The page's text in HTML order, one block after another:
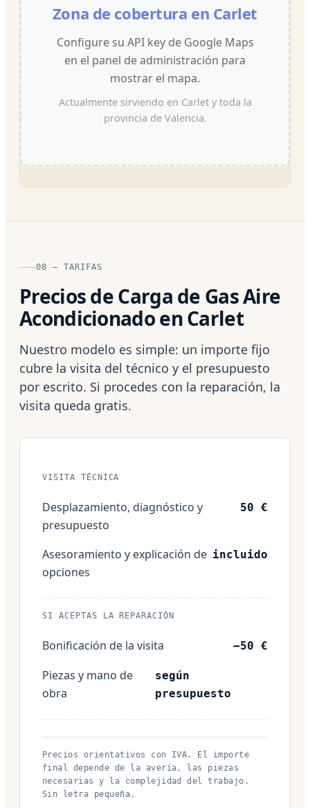
Zona de cobertura en Carlet
Configure su API key de Google Maps
en el panel de administración para
mostrar el mapa.
Actualmente sirviendo en Carlet y toda la
provincia de Valencia.
08 — TARIFAS
Precios de Carga de Gas Aire
Acondicionado en Carlet
Nuestro modelo es simple: un importe fijo
cubre la visita del técnico y el presupuesto
por escrito. Si procedes con la reparación, la
visita queda gratis.
VISITA TÉCNICA
Desplazamiento, diagnóstico y
presupuesto
50 €
Asesoramiento y explicación de
opciones
incluido
SI ACEPTAS LA REPARACIÓN
Bonificación de la visita −50 €
Piezas y mano de
obra
según
presupuesto
Precios orientativos con IVA. El importe
final depende de la avería, las piezas
necesarias y la complejidad del trabajo.
Sin letra pequeña.